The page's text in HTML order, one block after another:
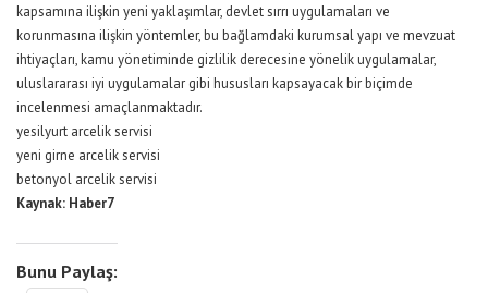
kapsamına ilişkin yeni yaklaşımlar, devlet sırrı uygulamaları ve
korunmasına ilişkin yöntemler, bu bağlamdaki kurumsal yapı ve mevzuat
ihtiyaçları, kamu yönetiminde gizlilik derecesine yönelik uygulamalar,
uluslararası iyi uygulamalar gibi hususları kapsayacak bir biçimde
incelenmesi amaçlanmaktadır.
yesilyurt arcelik servisi
yeni girne arcelik servisi
betonyol arcelik servisi
Kaynak: Haber7
Bunu Paylaş: